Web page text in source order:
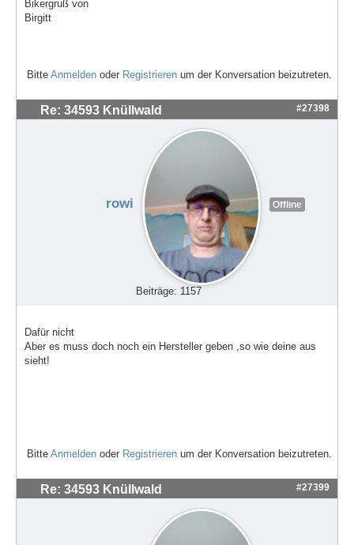
Bikergruß von
Birgitt
Bitte Anmelden oder Registrieren um der Konversation beizutreten.
Re: 34593 Knüllwald #27398
rowi Offline
Beiträge: 1157
Dafür nicht
Aber es muss doch noch ein Hersteller geben ,so wie deine aus
sieht!
Bitte Anmelden oder Registrieren um der Konversation beizutreten.
Re: 34593 Knüllwald #27399